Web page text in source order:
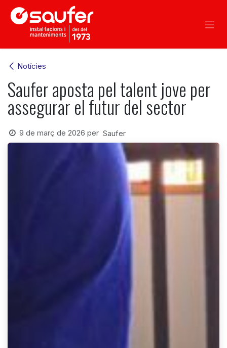
Skip to Content
Notícies
Saufer aposta pel talent jove per
assegurar el futur del sector
9 de març de 2026 per Saufer